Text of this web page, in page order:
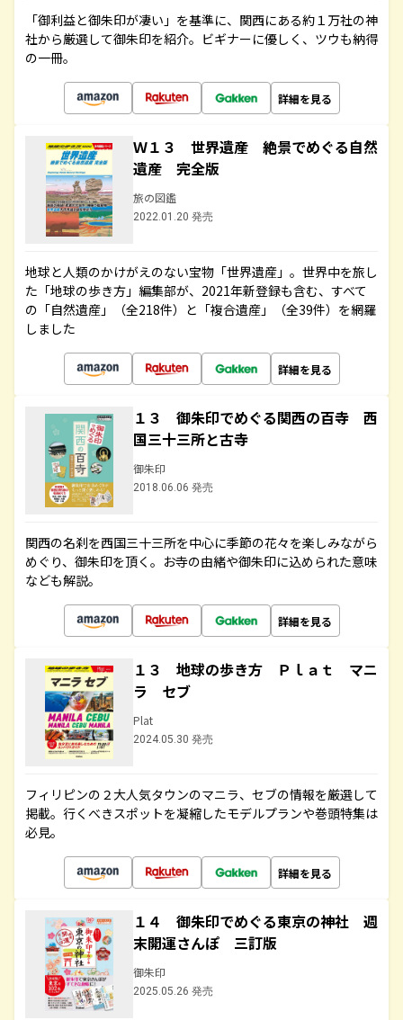
「御利益と御朱印が凄い」を基準に、関西にある約１万社の神
社から厳選して御朱印を紹介。ビギナーに優しく、ツウも納得
の一冊。
詳細を見る
Ｗ１３ 世界遺産 絶景でめぐる自然
遺産 完全版
旅の図鑑
2022.01.20 発売
地球と人類のかけがえのない宝物「世界遺産」。世界中を旅し
た「地球の歩き方」編集部が、2021年新登録も含む、すべて
の「自然遺産」（全218件）と「複合遺産」（全39件）を網羅
しました
詳細を見る
１３ 御朱印でめぐる関西の百寺 西
国三十三所と古寺
御朱印
2018.06.06 発売
関西の名刹を西国三十三所を中心に季節の花々を楽しみながら
めぐり、御朱印を頂く。お寺の由緒や御朱印に込められた意味
なども解説。
詳細を見る
１３ 地球の歩き方 Ｐｌａｔ マニ
ラ セブ
Plat
2024.05.30 発売
フィリピンの２大人気タウンのマニラ、セブの情報を厳選して
掲載。行くべきスポットを凝縮したモデルプランや巻頭特集は
必見。
詳細を見る
１４ 御朱印でめぐる東京の神社 週
末開運さんぽ 三訂版
御朱印
2025.05.26 発売